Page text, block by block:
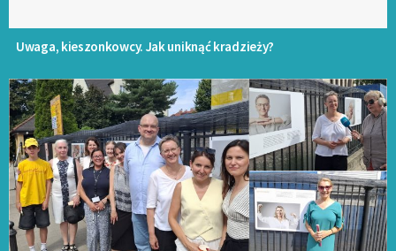
Uwaga, kieszonkowcy. Jak uniknąć kradzieży?